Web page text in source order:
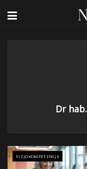
Dr
FIZJOKOMPETENCJE